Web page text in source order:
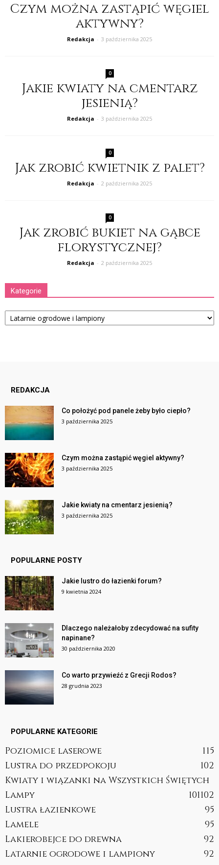
Czym można zastąpić węgiel
aktywny?
Redakcja - 3 października 2025
0
Jakie kwiaty na cmentarz
jesienią?
Redakcja - 3 października 2025
0
Jak zrobić kwietnik z palet?
Redakcja - 2 października 2025
0
Jak zrobić bukiet na gąbce
florystycznej?
Redakcja - 2 października 2025
Kategorie
Kategorie
REDAKCJA
Co położyć pod panele żeby było ciepło?
3 października 2025
Czym można zastąpić węgiel aktywny?
3 października 2025
Jakie kwiaty na cmentarz jesienią?
3 października 2025
POPULARNE POSTY
Jakie lustro do łazienki forum?
9 kwietnia 2024
Dlaczego należałoby zdecydować na sufity
napinane?
30 października 2020
Co warto przywieźć z Grecji Rodos?
28 grudnia 2023
POPULARNE KATEGORIE
Poziomice laserowe
115
Lustra do przedpokoju
102
Kwiaty i wiązanki na Wszystkich Świętych
102
Lampy
101
Lustra łazienkowe
95
Lamele
95
Lakierobejce do drewna
92
Latarnie ogrodowe i lampiony
92